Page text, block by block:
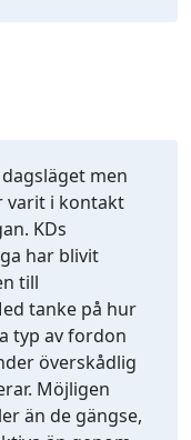
men
varit i kontakt
KDs
har blivit
till
tanke på hur
typ av fordon
överskådlig
Möjligen
än de gängse,